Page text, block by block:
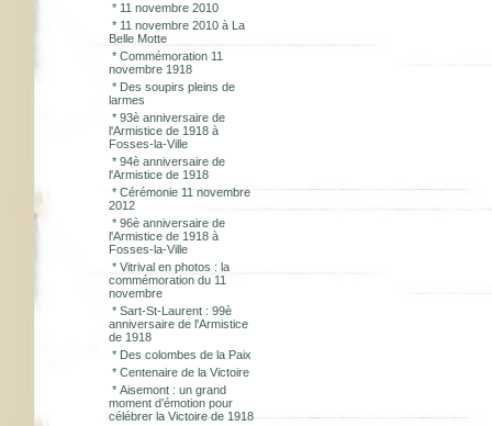
* 11 novembre 2010
* 11 novembre 2010 à La
Belle Motte
* Commémoration 11
novembre 1918
* Des soupirs pleins de
larmes
* 93è anniversaire de
l'Armistice de 1918 à
Fosses-la-Ville
* 94è anniversaire de
l'Armistice de 1918
* Cérémonie 11 novembre
2012
* 96è anniversaire de
l'Armistice de 1918 à
Fosses-la-Ville
* Vitrival en photos : la
commémoration du 11
novembre
* Sart-St-Laurent : 99è
anniversaire de l'Armistice
de 1918
* Des colombes de la Paix
* Centenaire de la Victoire
* Aisemont : un grand
moment d’émotion pour
célébrer la Victoire de 1918